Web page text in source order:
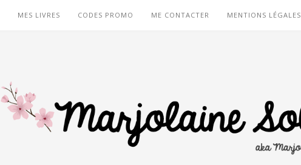
MES LIVRES CODES PROMO ME CONTACTER MENTIONS LÉGALES